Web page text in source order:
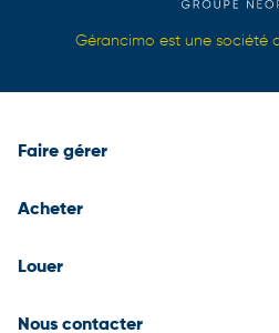
Gérancimo est une société
Faire gérer
Acheter
Louer
Nous contacter